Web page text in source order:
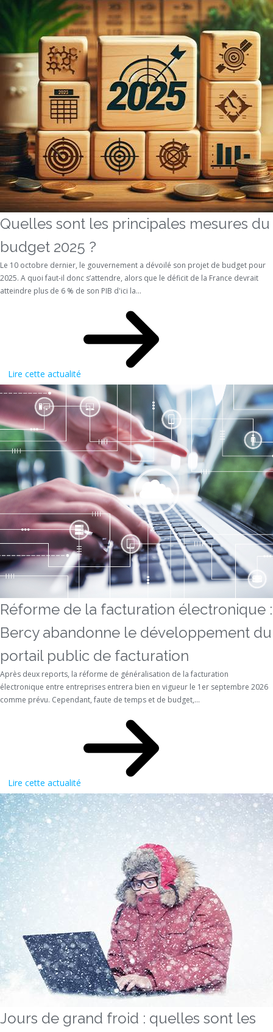
Quelles sont les principales mesures du
budget 2025 ?
Le 10 octobre dernier, le gouvernement a dévoilé son projet de budget pour
2025. A quoi faut-il donc s’attendre, alors que le déficit de la France devrait
atteindre plus de 6 % de son PIB d'ici la...
Lire cette actualité
Réforme de la facturation électronique :
Bercy abandonne le développement du
portail public de facturation
Après deux reports, la réforme de généralisation de la facturation
électronique entre entreprises entrera bien en vigueur le 1er septembre 2026
comme prévu. Cependant, faute de temps et de budget,...
Lire cette actualité
Jours de grand froid : quelles sont les